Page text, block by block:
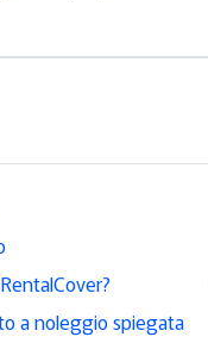
a noleggio spiegata